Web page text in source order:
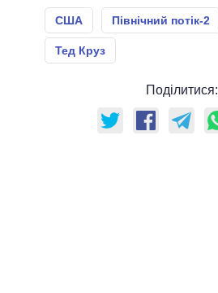
США Північний потік-2
Тед Круз
Поділитися: